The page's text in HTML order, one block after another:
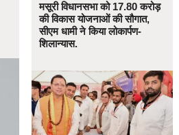
मसूरी विधानसभा को 17.80 करोड़
की विकास योजनाओं की सौगात,
सीएम धामी ने किया लोकार्पण-
शिलान्यास.